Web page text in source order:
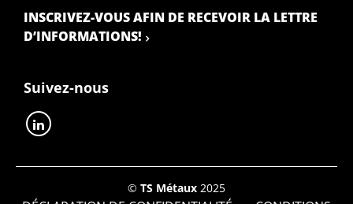
INSCRIVEZ-VOUS AFIN DE RECEVOIR LA LETTRE
D’INFORMATIONS!
Suivez-nous
© TS Métaux 2025